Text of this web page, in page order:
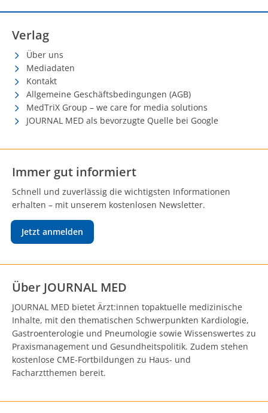
Verlag
Über uns
Mediadaten
Kontakt
Allgemeine Geschäftsbedingungen (AGB)
MedTriX Group – we care for media solutions
JOURNAL MED als bevorzugte Quelle bei Google
Immer gut informiert
Schnell und zuverlässig die wichtigsten Informationen
erhalten – mit unserem kostenlosen Newsletter.
Jetzt anmelden
Über JOURNAL MED
JOURNAL MED bietet Ärzt:innen topaktuelle medizinische
Inhalte, mit den thematischen Schwerpunkten Kardiologie,
Gastroenterologie und Pneumologie sowie Wissenswertes zu
Praxismanagement und Gesundheitspolitik. Zudem stehen
kostenlose CME-Fortbildungen zu Haus- und
Facharztthemen bereit.